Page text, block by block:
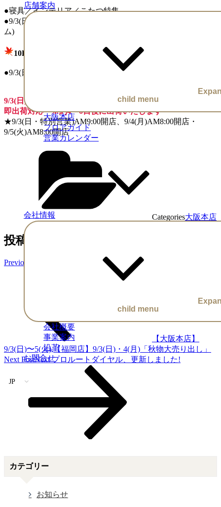
店舗案内
child menu
大阪本店
フロアガイド
営業カレンダー
会社情報
child menu
会社概要
事業案内
沿革
お問合せ
JP
●寝具／インテリア／こたつ特集
●9/3(日)〜8(金)婦人冬物先行受注会(ジャケット/ニット/ボト
ム)
10F特設会場
●9/3(日)〜5(火)激安！現物セット開催！
9/3(日)はAM9：00より営業
即出荷対応 ※約4〜6日後に出荷いたします
★9/3(日・特別営業)AM9:00開店、9/4(月)AM8:00開店・
9/5(火)AM8:00開店
Categories大阪本店
投稿ナビゲーション
Previous Post
【大阪本店】
9/3(日)〜5(火),【福岡店】9/3(日)・4(月)「秋物大売り出し」
Next PostNext プロルートダイヤル、更新しました!
カテゴリー
お知らせ